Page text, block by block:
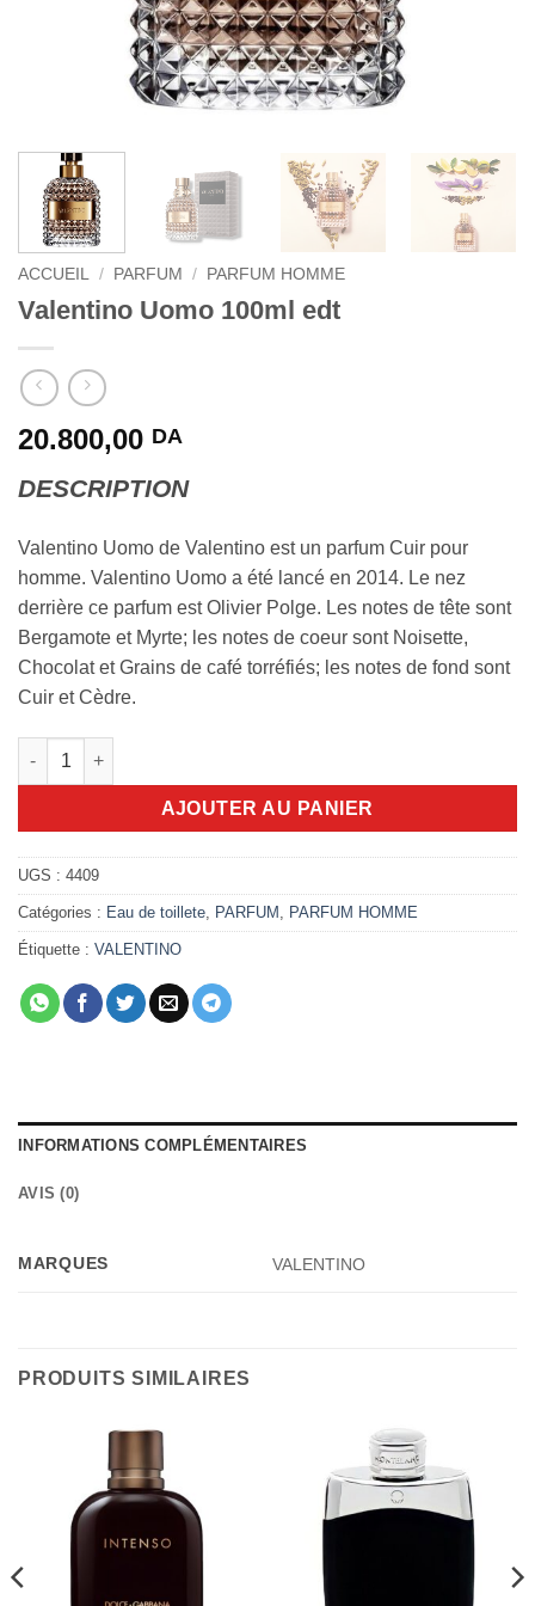
ACCUEIL / PARFUM / PARFUM HOMME
Valentino Uomo 100ml edt
20.800,00 DA
DESCRIPTION
Valentino Uomo de Valentino est un parfum Cuir pour
homme. Valentino Uomo a été lancé en 2014. Le nez
derrière ce parfum est Olivier Polge. Les notes de tête sont
Bergamote et Myrte; les notes de coeur sont Noisette,
Chocolat et Grains de café torréfiés; les notes de fond sont
Cuir et Cèdre.
quantité de Valentino Uomo 100ml edt
AJOUTER AU PANIER
UGS : 4409
Catégories : Eau de toillete PARFUM PARFUM HOMME
Étiquette : VALENTINO
INFORMATIONS COMPLÉMENTAIRES
AVIS (0)
MARQUES VALENTINO
PRODUITS SIMILAIRES